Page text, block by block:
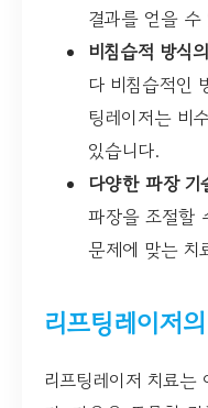
결과를 얻을 수
비침습적 방식
다 비침습적인
팅레이저는 비
있습니다.
다양한 파장 기
파장을 조절할
문제에 맞는 치
리프팅레이저
리프팅레이저 치료는